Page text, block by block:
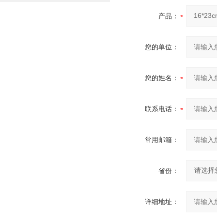
产品：
您的单位：
您的姓名：
联系电话：
常用邮箱：
省份：
详细地址：